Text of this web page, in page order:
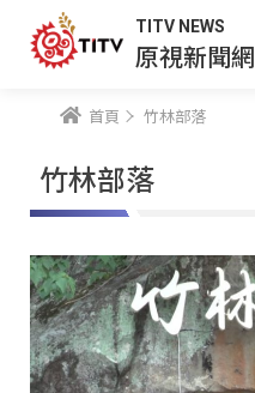
TITV NEWS
原視新聞網
首頁 竹林部落
竹林部落